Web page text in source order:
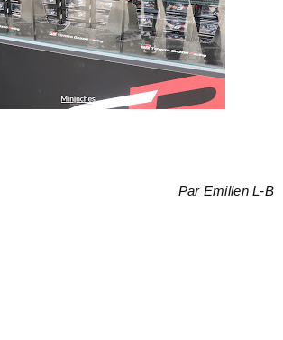
Par Emilien L-B